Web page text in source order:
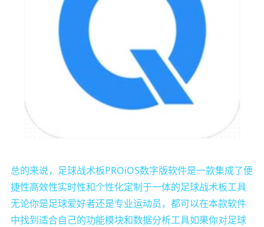
总的来说，足球战术板PROiOS数字版软件是一款集成了便
捷性高效性实时性和个性化定制于一体的足球战术板工具
无论你是足球爱好者还是专业运动员，都可以在本款软件
中找到适合自己的功能模块和数据分析工具如果你对足球